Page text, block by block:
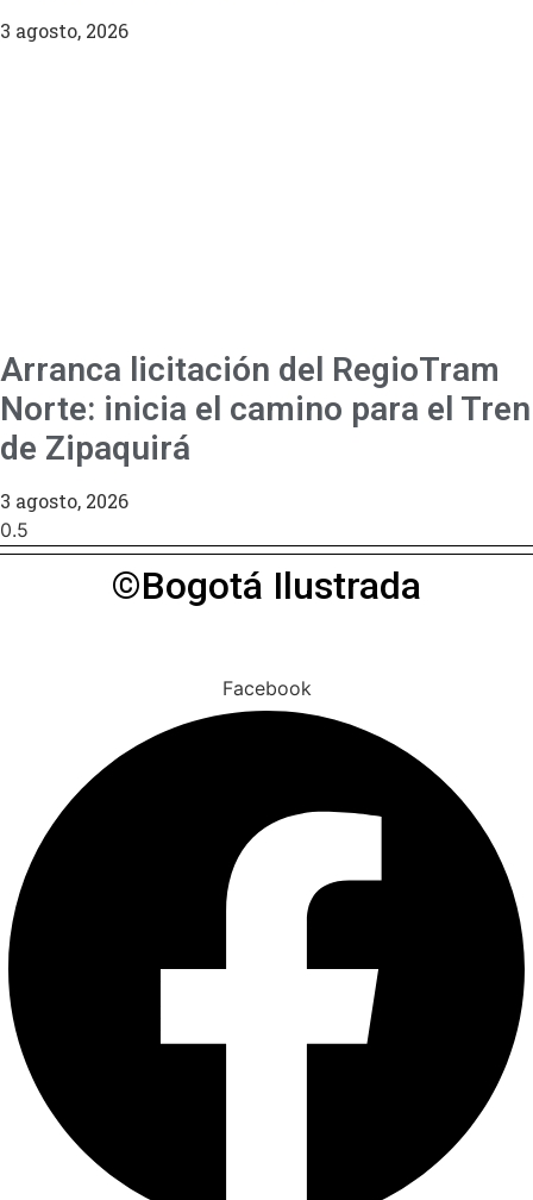
3 agosto, 2026
Arranca licitación del RegioTram
Norte: inicia el camino para el Tren
de Zipaquirá
3 agosto, 2026
©Bogotá Ilustrada
Facebook